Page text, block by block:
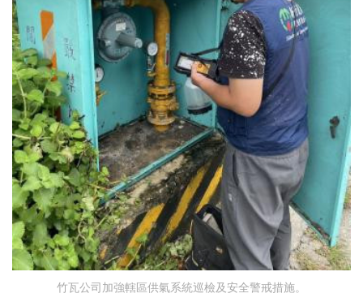
竹瓦公司加強轄區供氣系統巡檢及安全警戒措施。